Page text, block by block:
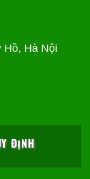
Hồ, Hà Nội
ĐỊNH